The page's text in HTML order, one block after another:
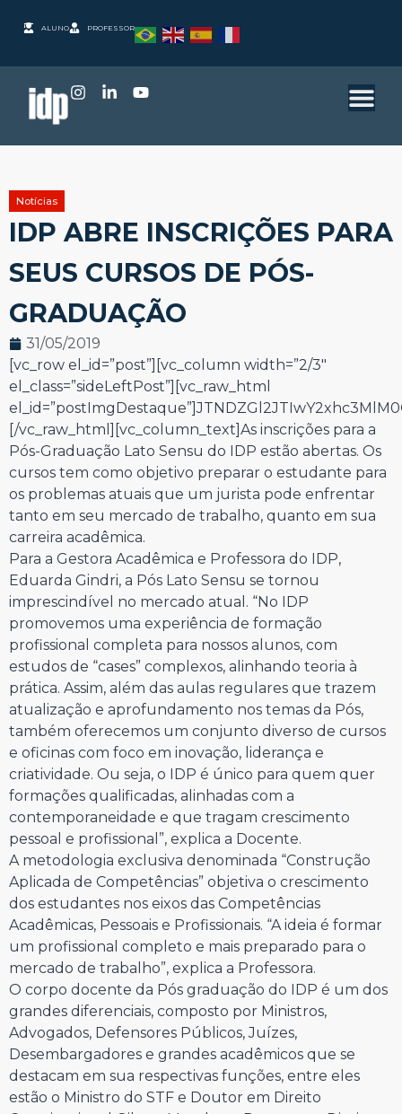
ALUNO PROFESSOR
Notícias
IDP ABRE INSCRIÇÕES PARA
SEUS CURSOS DE PÓS-
GRADUAÇÃO
31/05/2019
[vc_row el_id=”post”][vc_column width=”2/3″
el_class=”sideLeftPost”][vc_raw_html
[/vc_raw_html][vc_column_text]As inscrições para a
Pós-Graduação Lato Sensu do IDP estão abertas. Os
cursos tem como objetivo preparar o estudante para
os problemas atuais que um jurista pode enfrentar
tanto em seu mercado de trabalho, quanto em sua
carreira acadêmica.
Para a Gestora Acadêmica e Professora do IDP,
Eduarda Gindri, a Pós Lato Sensu se tornou
imprescindível no mercado atual. “No IDP
promovemos uma experiência de formação
profissional completa para nossos alunos, com
estudos de “cases” complexos, alinhando teoria à
prática. Assim, além das aulas regulares que trazem
atualização e aprofundamento nos temas da Pós,
também oferecemos um conjunto diverso de cursos
e oficinas com foco em inovação, liderança e
criatividade. Ou seja, o IDP é único para quem quer
formações qualificadas, alinhadas com a
contemporaneidade e que tragam crescimento
pessoal e profissional”, explica a Docente.
A metodologia exclusiva denominada “Construção
Aplicada de Competências” objetiva o crescimento
dos estudantes nos eixos das Competências
Acadêmicas, Pessoais e Profissionais. “A ideia é formar
um profissional completo e mais preparado para o
mercado de trabalho”, explica a Professora.
O corpo docente da Pós graduação do IDP é um dos
grandes diferenciais, composto por Ministros,
Advogados, Defensores Públicos, Juízes,
Desembargadores e grandes acadêmicos que se
destacam em sua respectivas funções, entre eles
estão o Ministro do STF e Doutor em Direito